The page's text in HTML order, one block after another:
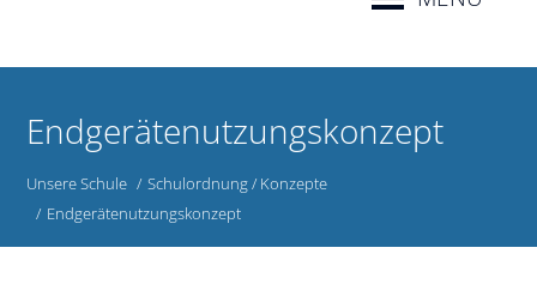
Endgerätenutzungskonzept
Unsere Schule
Schulordnung / Konzepte
Endgerätenutzungskonzept